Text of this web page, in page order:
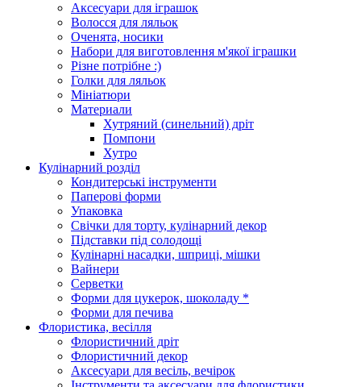
Аксесуари для іграшок
Волосся для ляльок
Оченята, носики
Набори для виготовлення м'якої іграшки
Різне потрібне :)
Голки для ляльок
Мініатюри
Материали
Хутряний (синельний) дріт
Помпони
Хутро
Кулінарний розділ
Кондитерські інструменти
Паперові форми
Упаковка
Свічки для торту, кулінарний декор
Підставки під солодощі
Кулінарні насадки, шприці, мішки
Вайнери
Серветки
Форми для цукерок, шоколаду *
Форми для печива
Флористика, весілля
Флористичний дріт
Флористичний декор
Аксесуари для весіль, вечірок